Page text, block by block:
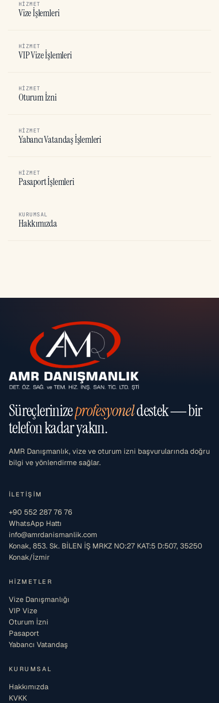
HIZMET
Vize İşlemleri
HIZMET
VIP Vize İşlemleri
HIZMET
Oturum İzni
HIZMET
Yabancı Vatandaş İşlemleri
HIZMET
Pasaport İşlemleri
KURUMSAL
Hakkımızda
Süreçlerinizeprofesyoneldestek — bir
telefon kadar yakın.
AMR Danışmanlık, vize ve oturum izni başvurularında doğru
bilgi ve yönlendirme sağlar.
İLETIŞIM
+90 552 287 76 76
WhatsApp Hattı
info@amrdanismanlik.com
Konak, 853. Sk. BİLEN İŞ MRKZ NO:27 KAT:5 D:507, 35250
Konak/İzmir
HIZMETLER
Vize Danışmanlığı
VIP Vize
Oturum İzni
Pasaport
Yabancı Vatandaş
KURUMSAL
Hakkımızda
KVKK